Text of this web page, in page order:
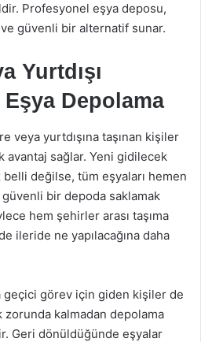
Profesyonel eşya deposu,
güvenli bir alternatif sunar.
Yurtdışı
Eşya Depolama
veya yurtdışına taşınan kişiler
avantaj sağlar. Yeni gidilecek
belli değilse, tüm eşyaları hemen
güvenli bir depoda saklamak
hem şehirler arası taşıma
ileride ne yapılacağına daha
geçici görev için giden kişiler de
zorunda kalmadan depolama
Geri dönüldüğünde eşyalar